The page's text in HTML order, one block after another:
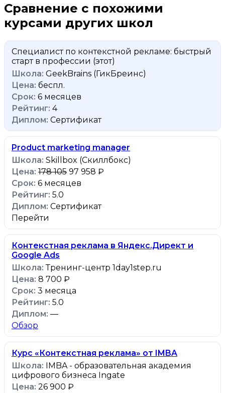
Сравнение с похожими
курсами других школ
Специалист по контекстной рекламе: быстрый
старт в профессии (этот)
GeekBrains (ГикБреинс)
беспл.
6 месяцев
4
Сертификат
Product marketing manager
Skillbox (Скиллбокс)
178 105 97 958 ₽
6 месяцев
5.0
Сертификат
Перейти
Контекстная реклама в Яндекс.Директ и
Google Ads
Тренинг-центр 1day1step.ru
8 700 ₽
3 месяца
5.0
—
Обзор
Курс «Контекстная реклама» от IMBA
IMBA - образовательная академия
цифрового бизнеса Ingate
26 900 ₽